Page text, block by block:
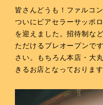
皆さんどうも！ファルコ
ついにビアセラーサッポ
を迎えました。招待制な
ただけるプレオープンで
さい。もちろん本店・大
きるお店となっております